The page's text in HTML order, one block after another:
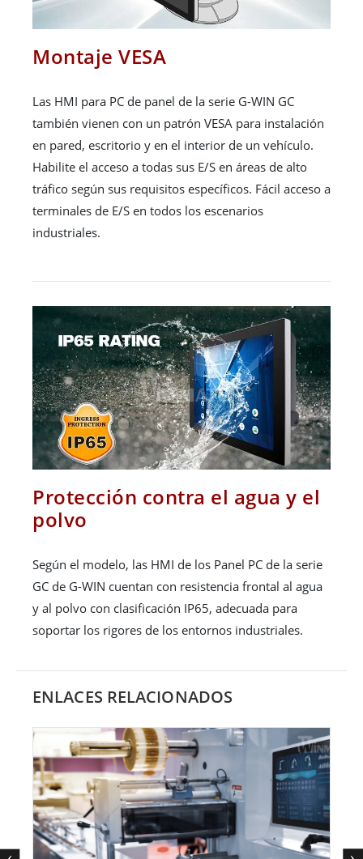
Montaje VESA
Las HMI para PC de panel de la serie G-WIN GC
también vienen con un patrón VESA para instalación
en pared, escritorio y en el interior de un vehículo.
Habilite el acceso a todas sus E/S en áreas de alto
tráfico según sus requisitos específicos. Fácil acceso a
terminales de E/S en todos los escenarios
industriales.
Protección contra el agua y el
polvo
Según el modelo, las HMI de los Panel PC de la serie
GC de G-WIN cuentan con resistencia frontal al agua
y al polvo con clasificación IP65, adecuada para
soportar los rigores de los entornos industriales.
ENLACES RELACIONADOS